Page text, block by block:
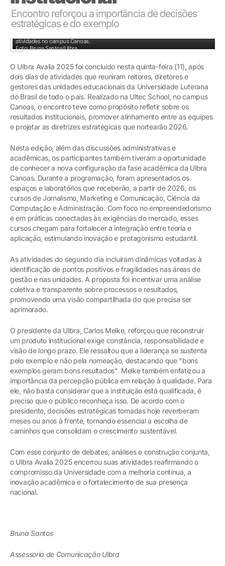
Encontro reforçou a importância de decisões
estratégicas e do exemplo
atividades no campus Canoas.
Foto: Bruna Santos/Ulbra
O Ulbra Avalia 2025 foi concluído nesta quinta-feira (11), após
dois dias de atividades que reuniram reitores, diretores e
gestores das unidades educacionais da Universidade Luterana
do Brasil de todo o país. Realizado na Ultec School, no campus
Canoas, o encontro teve como propósito refletir sobre os
resultados institucionais, promover alinhamento entre as equipes
e projetar as diretrizes estratégicas que nortearão 2026.
Nesta edição, além das discussões administrativas e
acadêmicas, os participantes também tiveram a oportunidade
de conhecer a nova configuração da fase acadêmica da Ulbra
Canoas. Durante a programação, foram apresentados os
espaços e laboratórios que receberão, a partir de 2026, os
cursos de Jornalismo, Marketing e Comunicação, Ciência da
Computação e Administração. Com foco no empreendedorismo
e em práticas conectadas às exigências do mercado, esses
cursos chegam para fortalecer a integração entre teoria e
aplicação, estimulando inovação e protagonismo estudantil.
As atividades do segundo dia incluíram dinâmicas voltadas à
identificação de pontos positivos e fragilidades nas áreas de
gestão e nas unidades. A proposta foi incentivar uma análise
coletiva e transparente sobre processos e resultados,
promovendo uma visão compartilhada do que precisa ser
aprimorado.
O presidente da Ulbra, Carlos Melke, reforçou que reconstruir
um produto institucional exige constância, responsabilidade e
visão de longo prazo. Ele ressaltou que a liderança se sustenta
pelo exemplo e não pela nomeação, destacando que "bons
exemplos geram bons resultados". Melke também enfatizou a
importância da percepção pública em relação à qualidade. Para
ele, não basta considerar que a instituição está qualificada, é
preciso que o público reconheça isso. De acordo com o
presidente, decisões estratégicas tomadas hoje reverberam
meses ou anos à frente, tornando essencial a escolha de
caminhos que consolidam o crescimento sustentável.
Com esse conjunto de debates, análises e construção conjunta,
o Ulbra Avalia 2025 encerrou suas atividades reafirmando o
compromisso da Universidade com a melhoria contínua, a
inovação acadêmica e o fortalecimento de sua presença
nacional.
Bruna Santos
Assessoria de Comunicação Ulbra